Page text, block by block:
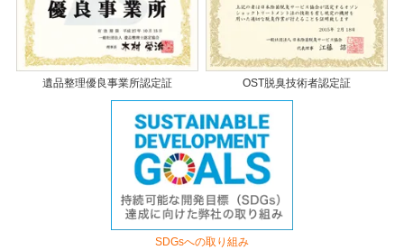
遺品整理優良事業所認定証 OST脱臭技術者認定証
SDGsへの取り組み